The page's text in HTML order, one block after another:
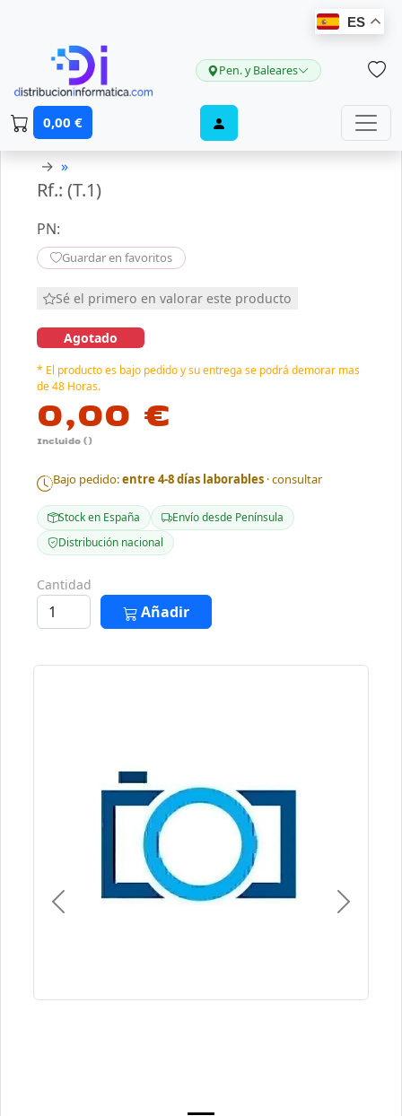
ES
Pen. y Baleares
0,00 €
→ »
Rf.: (T.1)
PN:
Guardar en favoritos
Sé el primero en valorar este producto
Agotado
* El producto es bajo pedido y su entrega se podrá demorar mas
de 48 Horas.
0,00 €
Incluido ()
Bajo pedido:entre 4-8 días laborables · consultar
Stock en España
Envío desde Península
Distribución nacional
Cantidad
Añadir
Previous Next